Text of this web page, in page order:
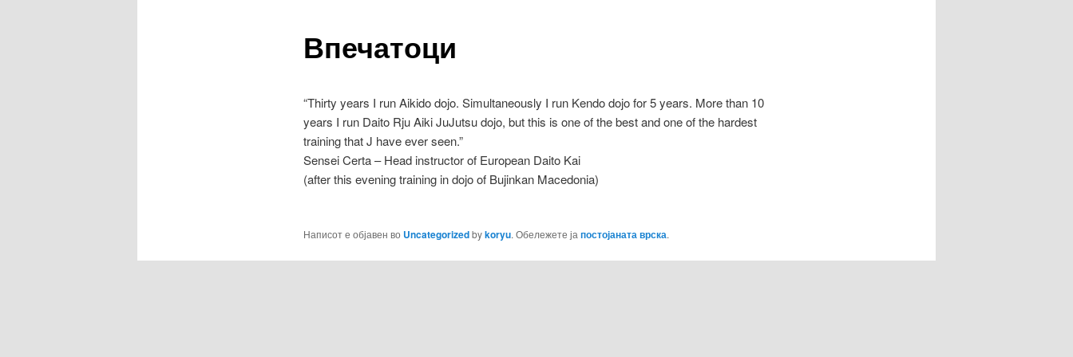
Впечатоци
“Thirty years I run Aikido dojo. Simultaneously I run Kendo dojo for 5 years. More than 10
years I run Daito Rju Aiki JuJutsu dojo, but this is one of the best and one of the hardest
training that J have ever seen.”
Sensei Certa – Head instructor of European Daito Kai
(after this evening training in dojo of Bujinkan Macedonia)
Написот е објавен во Uncategorizedbykoryu. Обележете ја постојаната врска.